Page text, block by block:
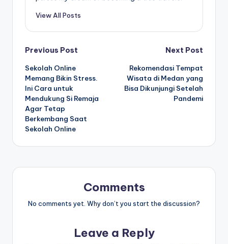
View All Posts
Post
navigation
Previous Post
Sekolah Online
Memang Bikin Stress.
Ini Cara untuk
Mendukung Si Remaja
Agar Tetap
Berkembang Saat
Sekolah Online
Next Post
Rekomendasi Tempat
Wisata di Medan yang
Bisa Dikunjungi Setelah
Pandemi
Comments
No comments yet. Why don’t you start the discussion?
Leave a Reply